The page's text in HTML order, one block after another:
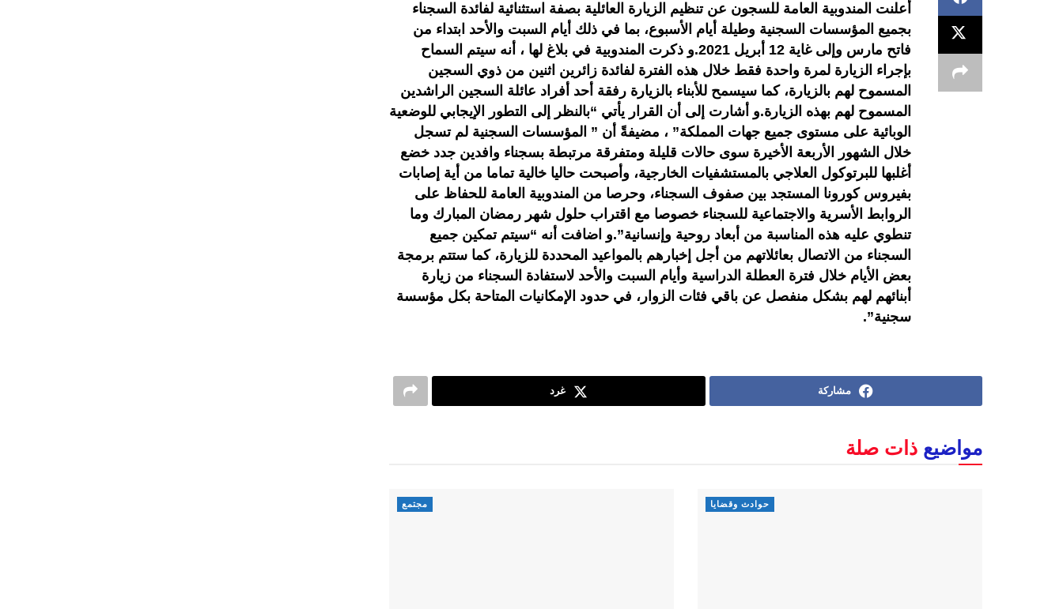
أعلنت المندوبية العامة للسجون عن تنظيم الزيارة العائلية بصفة استثنائية لفائدة السجناء
بجميع المؤسسات السجنية وطيلة أيام الأسبوع، بما في ذلك أيام السبت والأحد ابتداء من
فاتح مارس وإلى غاية 12 أبريل 2021.و ذكرت المندوبية في بلاغ لها ، أنه سيتم السماح
بإجراء الزيارة لمرة واحدة فقط خلال هذه الفترة لفائدة زائرين اثنين من ذوي السجين
المسموح لهم بالزيارة، كما سيسمح للأبناء بالزيارة رفقة أحد أفراد عائلة السجين الراشدين
المسموح لهم بهذه الزيارة.و أشارت إلى أن القرار يأتي “بالنظر إلى التطور الإيجابي للوضعية
الوبائية على مستوى جميع جهات المملكة” ، مضيفةً أن ” المؤسسات السجنية لم تسجل
خلال الشهور الأربعة الأخيرة سوى حالات قليلة ومتفرقة مرتبطة بسجناء وافدين جدد خضع
أغلبها للبرتوكول العلاجي بالمستشفيات الخارجية، وأصبحت حاليا خالية تماما من أية إصابات
بفيروس كورونا المستجد بين صفوف السجناء، وحرصا من المندوبية العامة للحفاظ على
الروابط الأسرية والاجتماعية للسجناء خصوصا مع اقتراب حلول شهر رمضان المبارك وما
تنطوي عليه هذه المناسبة من أبعاد روحية وإنسانية”.و اضافت أنه “سيتم تمكين جميع
السجناء من الاتصال بعائلاتهم من أجل إخبارهم بالمواعيد المحددة للزيارة، كما ستتم برمجة
بعض الأيام خلال فترة العطلة الدراسية وأيام السبت والأحد لاستفادة السجناء من زيارة
أبنائهم لهم بشكل منفصل عن باقي فئات الزوار، في حدود الإمكانيات المتاحة بكل مؤسسة
سجنية”.
مشاركة غرد
مواضيع ذات صلة
حوادث وقضايا مجتمع